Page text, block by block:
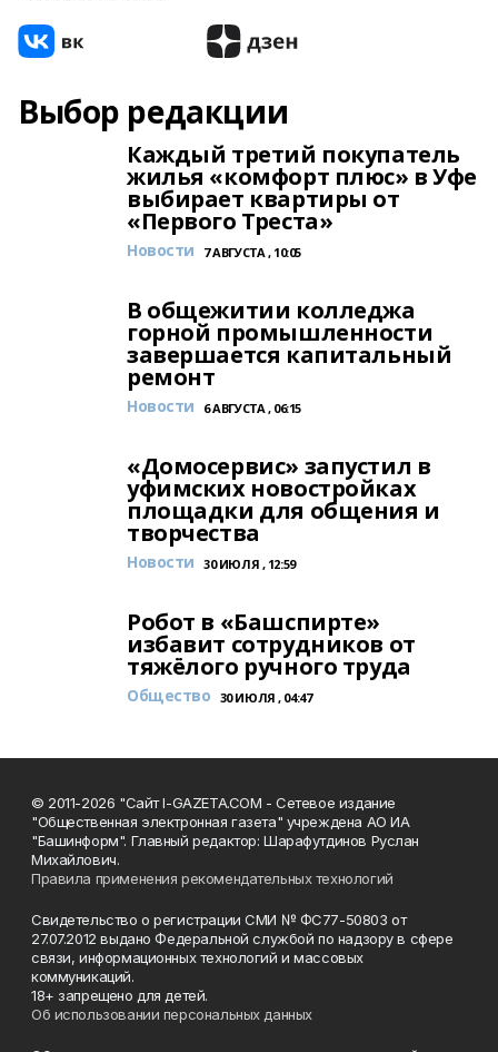
Выбор редакции
Каждый третий покупатель
жилья «комфорт плюс» в Уфе
выбирает квартиры от
«Первого Треста»
Новости 7 АВГУСТА , 10:05
В общежитии колледжа
горной промышленности
завершается капитальный
ремонт
Новости 6 АВГУСТА , 06:15
«Домосервис» запустил в
уфимских новостройках
площадки для общения и
творчества
Новости 30 ИЮЛЯ , 12:59
Робот в «Башспирте»
избавит сотрудников от
тяжёлого ручного труда
Общество 30 ИЮЛЯ , 04:47
© 2011-2026 "Сайт I-GAZETA.COM - Сетевое издание
"Общественная электронная газета" учреждена АО ИА
"Башинформ". Главный редактор: Шарафутдинов Руслан
Михайлович.
Правила применения рекомендательных технологий
Свидетельство о регистрации СМИ № ФС77-50803 от
27.07.2012 выдано Федеральной службой по надзору в сфере
связи, информационных технологий и массовых
коммуникаций.
18+ запрещено для детей.
Об использовании персональных данных